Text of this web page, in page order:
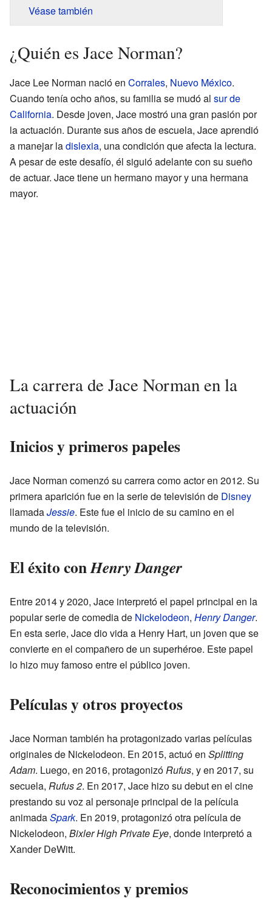
Véase también
¿Quién es Jace Norman?
Jace Lee Norman nació en Corrales, Nuevo México.
Cuando tenía ocho años, su familia se mudó al sur de
California. Desde joven, Jace mostró una gran pasión por
la actuación. Durante sus años de escuela, Jace aprendió
a manejar ladislexia, una condición que afecta la lectura.
A pesar de este desafío, él siguió adelante con su sueño
de actuar. Jace tiene un hermano mayor y una hermana
mayor.
La carrera de Jace Norman en la
actuación
Inicios y primeros papeles
Jace Norman comenzó su carrera como actor en 2012. Su
primera aparición fue en la serie de televisión de Disney
llamadaJessie. Este fue el inicio de su camino en el
mundo de la televisión.
El éxito conHenry Danger
Entre 2014 y 2020, Jace interpretó el papel principal en la
popular serie de comedia de Nickelodeon, Henry Danger.
En esta serie, Jace dio vida a Henry Hart, un joven que se
convierte en el compañero de un superhéroe. Este papel
lo hizo muy famoso entre el público joven.
Películas y otros proyectos
Jace Norman también ha protagonizado varias películas
originales de Nickelodeon. En 2015, actuó en Splitting
Adam. Luego, en 2016, protagonizóRufus, y en 2017, su
secuela, Rufus 2. En 2017, Jace hizo su debut en el cine
prestando su voz al personaje principal de la película
animadaSpark. En 2019, protagonizó otra película de
Nickelodeon, Bixler High Private Eye, donde interpretó a
Xander DeWitt.
Reconocimientos y premios